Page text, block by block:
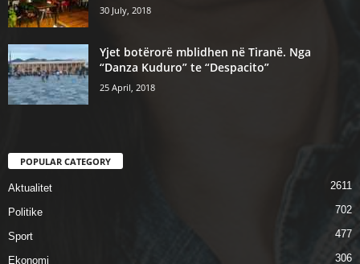
30 July, 2018
Yjet botërorë mblidhen në Tiranë. Nga
“Danza Kuduro” te “Despacito”
25 April, 2018
POPULAR CATEGORY
Aktualitet 2611
Politike 702
Sport 477
Ekonomi 306